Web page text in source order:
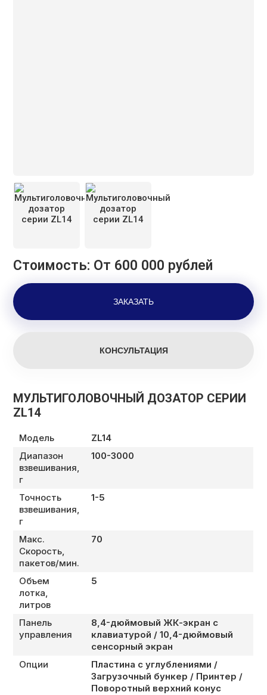
Стоимость: От 600 000 рублей
МУЛЬТИГОЛОВОЧНЫЙ ДОЗАТОР СЕРИИ
ZL14
Модель
ZL14
Диапазон
взвешивания,
г
100-3000
Точность
взвешивания,
г
1-5
Макс.
Скорость,
пакетов/мин.
70
Объем
лотка,
литров
5
Панель
управления
8,4-дюймовый ЖК-экран с
клавиатурой / 10,4-дюймовый
сенсорный экран
Опции
Пластина с углублениями /
Загрузочный бункер / Принтер /
Поворотный верхний конус